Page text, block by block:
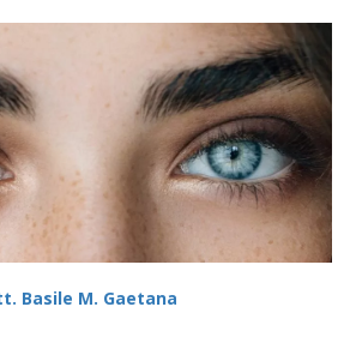
Basile M. Gaetana